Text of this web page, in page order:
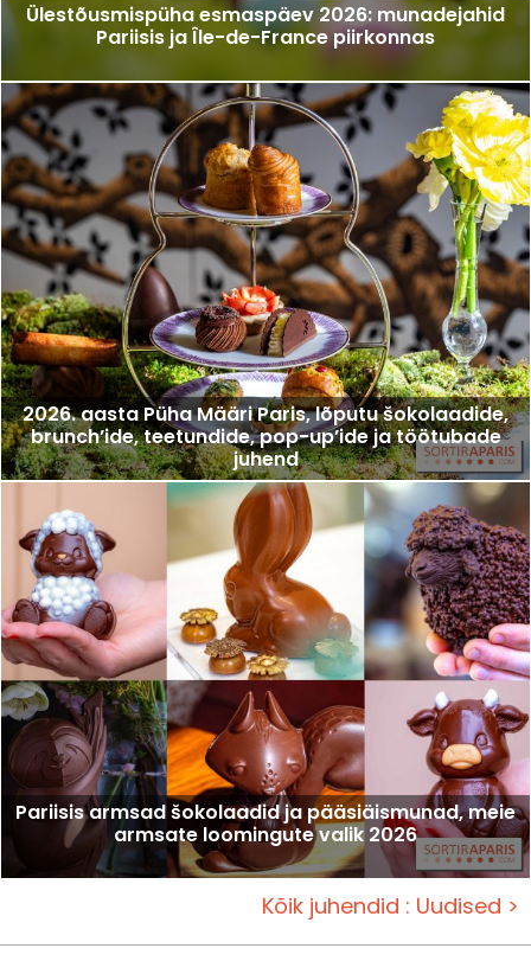
Ülestõusmispüha esmaspäev 2026: munadejahid
Pariisis ja Île-de-France piirkonnas
2026. aasta Püha Määri Paris, lõputu šokolaadide,
brunch’ide, teetundide, pop-up’ide ja töötubade
juhend
Pariisis armsad šokolaadid ja pääsiäismunad, meie
armsate loomingute valik 2026
Kõik juhendid : Uudised >